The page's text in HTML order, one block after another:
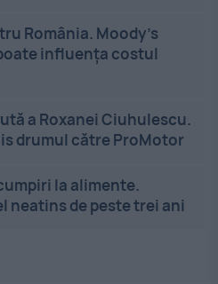
România. Moody’s
influența costul
a Roxanei Ciuhulescu.
drumul către ProMotor
la alimente.
neatins de peste trei ani